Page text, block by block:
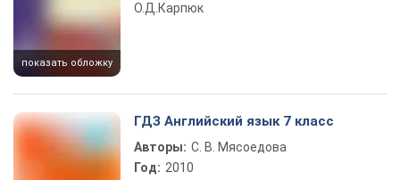
показать обложку
О.Д.Карпюк
ГДЗ Английский язык 7 класс
Авторы: С. В. Мясоедова
Год: 2010